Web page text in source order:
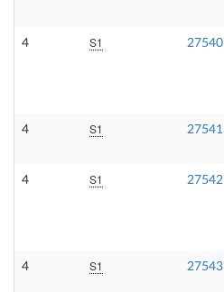
4 S1 27540
4 S1 27541
4 S1 27542
4 S1 27543